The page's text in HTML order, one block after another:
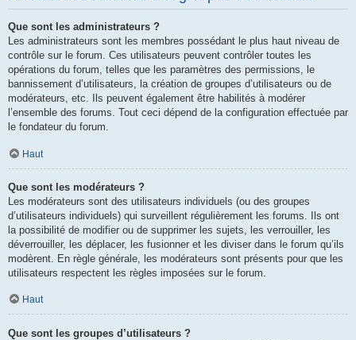
Que sont les administrateurs ?
Les administrateurs sont les membres possédant le plus haut niveau de
contrôle sur le forum. Ces utilisateurs peuvent contrôler toutes les
opérations du forum, telles que les paramètres des permissions, le
bannissement d’utilisateurs, la création de groupes d’utilisateurs ou de
modérateurs, etc. Ils peuvent également être habilités à modérer
l’ensemble des forums. Tout ceci dépend de la configuration effectuée par
le fondateur du forum.
Haut
Que sont les modérateurs ?
Les modérateurs sont des utilisateurs individuels (ou des groupes
d’utilisateurs individuels) qui surveillent régulièrement les forums. Ils ont
la possibilité de modifier ou de supprimer les sujets, les verrouiller, les
déverrouiller, les déplacer, les fusionner et les diviser dans le forum qu’ils
modèrent. En règle générale, les modérateurs sont présents pour que les
utilisateurs respectent les règles imposées sur le forum.
Haut
Que sont les groupes d’utilisateurs ?